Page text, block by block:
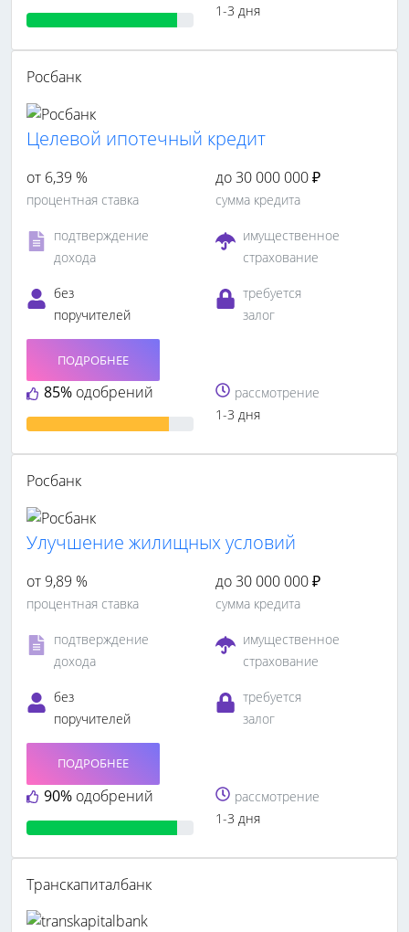
1-3 дня
Росбанк
Целевой ипотечный кредит
от 6,39 %
процентная ставка
до 30 000 000 ₽
сумма кредита
подтверждение
дохода
имущественное
страхование
без
поручителей
требуется
залог
85% одобрений
ПОДРОБНЕЕ
рассмотрение
1-3 дня
Росбанк
Улучшение жилищных условий
от 9,89 %
процентная ставка
до 30 000 000 ₽
сумма кредита
подтверждение
дохода
имущественное
страхование
без
поручителей
требуется
залог
90% одобрений
ПОДРОБНЕЕ
рассмотрение
1-3 дня
Транскапиталбанк